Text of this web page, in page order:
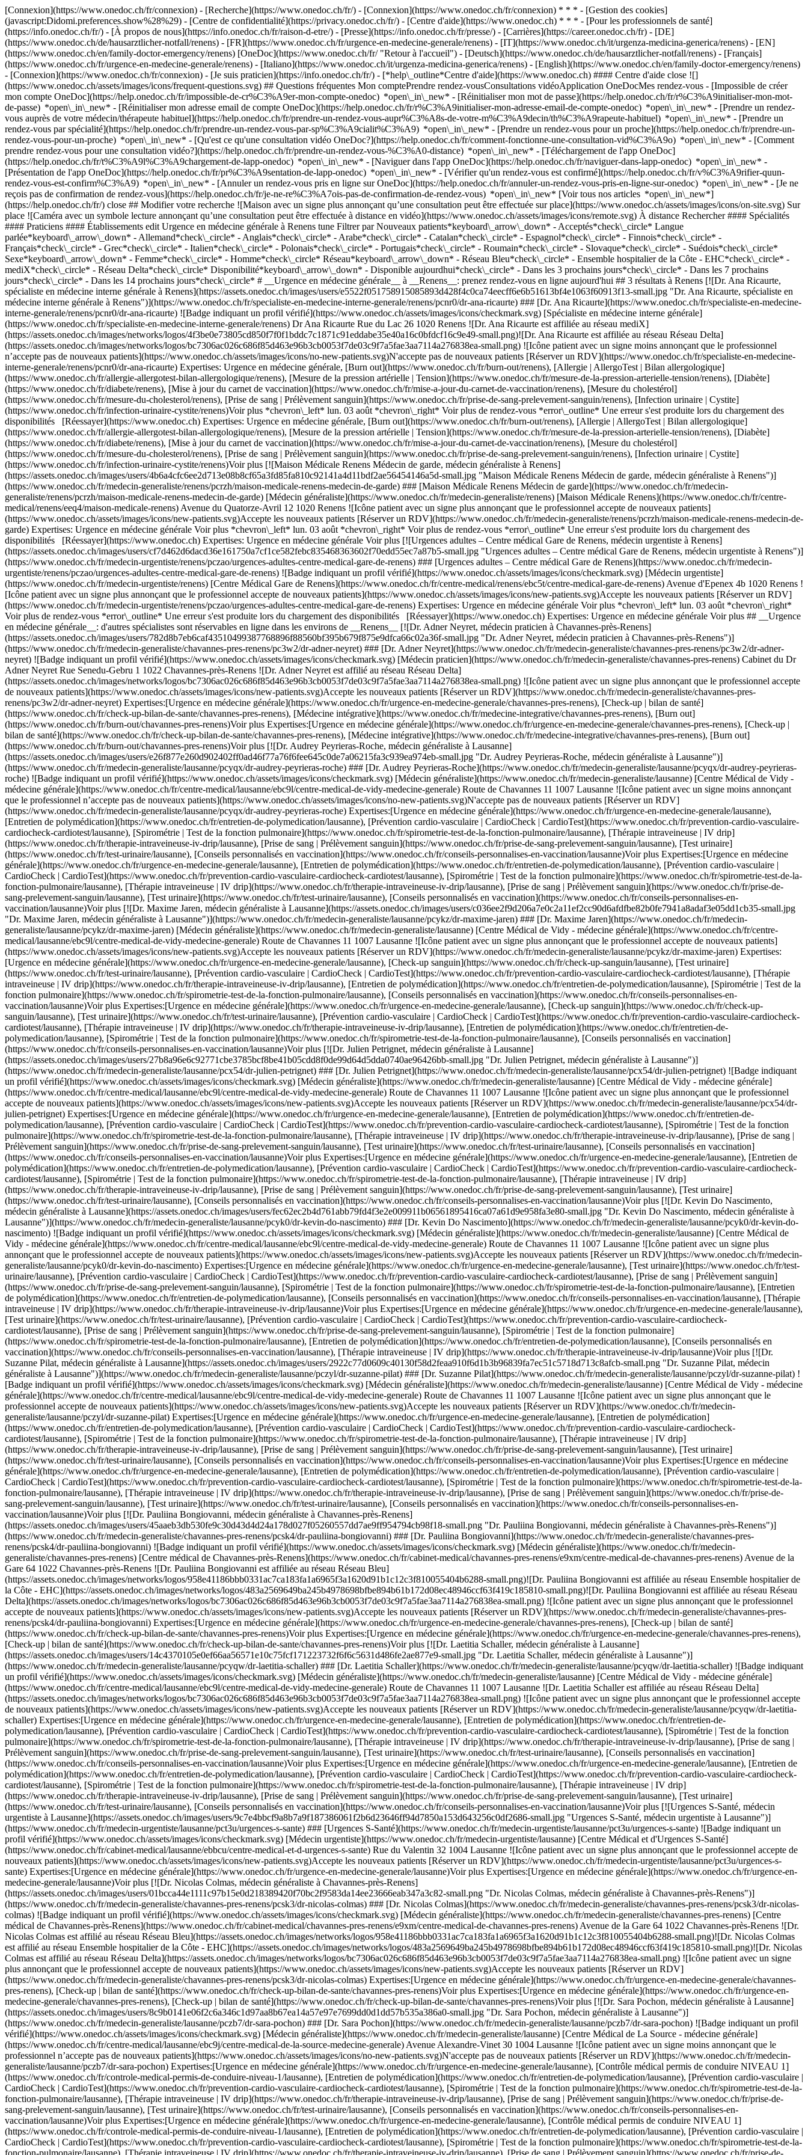
[Connexion](https://www.onedoc.ch/fr/connexion) - [Recherche](https://www.onedoc.ch/fr/) - [Connexion](https://www.onedoc.ch/fr/connexion) * * * - [Gestion des cookies]
(javascript:Didomi.preferences.show%28%29) - [Centre de confidentialité](https://privacy.onedoc.ch/fr/) - [Centre d'aide](https://www.onedoc.ch) * * * - [Pour les professionnels de santé]
(https://info.onedoc.ch/fr/) - [À propos de nous](https://info.onedoc.ch/fr/raison-d-etre/) - [Presse](https://info.onedoc.ch/fr/presse/) - [Carrières](https://career.onedoc.ch/fr) - [DE]
(https://www.onedoc.ch/de/hausarztlicher-notfall/renens) - [FR](https://www.onedoc.ch/fr/urgence-en-medecine-generale/renens) - [IT](https://www.onedoc.ch/it/urgenza-medicina-generica/renens) - [EN]
(https://www.onedoc.ch/en/family-doctor-emergency/renens) [OneDoc](https://www.onedoc.ch/fr/ "Retour à l'accueil") - [Deutsch](https://www.onedoc.ch/de/hausarztlicher-notfall/renens) - [Français]
(https://www.onedoc.ch/fr/urgence-en-medecine-generale/renens) - [Italiano](https://www.onedoc.ch/it/urgenza-medicina-generica/renens) - [English](https://www.onedoc.ch/en/family-doctor-emergency/renens)
- [Connexion](https://www.onedoc.ch/fr/connexion) - [Je suis praticien](https://info.onedoc.ch/fr/) - [*help\_outline*Centre d'aide](https://www.onedoc.ch) #### Centre d'aide close ![]
(https://www.onedoc.ch/assets/images/icons/frequent-questions.svg) ## Questions fréquentes Mon comptePrendre rendez-vousConsultations vidéoApplication OneDocMes rendez-vous - [Impossible de créer
mon compte OneDoc](https://help.onedoc.ch/fr/impossible-de-cr%C3%A9er-mon-compte-onedoc) *open\_in\_new* - [Réinitialiser mon mot de passe](https://help.onedoc.ch/fr/r%C3%A9initialiser-mon-mot-
de-passe) *open\_in\_new* - [Réinitialiser mon adresse email de compte OneDoc](https://help.onedoc.ch/fr/r%C3%A9initialiser-mon-adresse-email-de-compte-onedoc) *open\_in\_new* - [Prendre un rendez-
vous auprès de votre médecin/thérapeute habituel](https://help.onedoc.ch/fr/prendre-un-rendez-vous-aupr%C3%A8s-de-votre-m%C3%A9decin/th%C3%A9rapeute-habituel) *open\_in\_new* - [Prendre un
rendez-vous par spécialité](https://help.onedoc.ch/fr/prendre-un-rendez-vous-par-sp%C3%A9cialit%C3%A9) *open\_in\_new* - [Prendre un rendez-vous pour un proche](https://help.onedoc.ch/fr/prendre-un-
rendez-vous-pour-un-proche) *open\_in\_new* - [Qu'est ce qu'une consultation vidéo OneDoc?](https://help.onedoc.ch/fr/comment-fonctionne-une-consultation-vid%C3%A9o) *open\_in\_new* - [Comment
prendre rendez-vous pour une consultation vidéo?](https://help.onedoc.ch/fr/prendre-un-rendez-vous-%C3%A0-distance) *open\_in\_new* - [Téléchargement de l'app OneDoc]
(https://help.onedoc.ch/fr/t%C3%A9l%C3%A9chargement-de-lapp-onedoc) *open\_in\_new* - [Naviguer dans l'app OneDoc](https://help.onedoc.ch/fr/naviguer-dans-lapp-onedoc) *open\_in\_new* -
[Présentation de l'app OneDoc](https://help.onedoc.ch/fr/pr%C3%A9sentation-de-lapp-onedoc) *open\_in\_new* - [Vérifier qu'un rendez-vous est confirmé](https://help.onedoc.ch/fr/v%C3%A9rifier-quun-rendez-vous-est-confirm%C3%A9) *open\_in\_new* - [Annuler un rendez-vous pris en ligne sur OneDoc](https://help.onedoc.ch/fr/annuler-un-rendez-vous-pris-en-ligne-sur-onedoc) *open\_in\_new* - [Je ne reçois pas de confirmation de rendez-vous](https://help.onedoc.ch/fr/je-ne-re%C3%A7ois-pas-de-confirmation-de-rendez-vous) *open\_in\_new* [Voir tous nos articles *open\_in\_new*](https://help.onedoc.ch/fr/) close ## Modifier votre recherche ![Maison avec un signe plus annonçant qu’une consultation peut être effectuée sur place](https://www.onedoc.ch/assets/images/icons/on-site.svg) Sur place ![Caméra avec un symbole lecture annonçant qu’une consultation peut être effectuée à distance en vidéo](https://www.onedoc.ch/assets/images/icons/remote.svg) À distance Rechercher #### Spécialités #### Praticiens #### Établissements edit Urgence en médecine générale à Renens tune Filtrer par Nouveaux patients*keyboard\_arrow\_down* - Acceptés*check\_circle* Langue parlée*keyboard\_arrow\_down* - Allemand*check\_circle* - Anglais*check\_circle* - Arabe*check\_circle* - Catalan*check\_circle* - Espagnol*check\_circle* - Finnois*check\_circle* - Français*check\_circle* - Grec*check\_circle* - Italien*check\_circle* - Polonais*check\_circle* - Portugais*check\_circle* - Roumain*check\_circle* - Slovaque*check\_circle* - Suédois*check\_circle* Sexe*keyboard\_arrow\_down* - Femme*check\_circle* - Homme*check\_circle* Réseau*keyboard\_arrow\_down* - Réseau Bleu*check\_circle* - Ensemble hospitalier de la Côte - EHC*check\_circle* - mediX*check\_circle* - Réseau Delta*check\_circle* Disponibilité*keyboard\_arrow\_down* - Disponible aujourdhui*check\_circle* - Dans les 3 prochains jours*check\_circle* - Dans les 7 prochains jours*check\_circle* - Dans les 14 prochains jours*check\_circle* # __Urgence en médecine générale__ à __Renens__: prenez rendez-vous en ligne aujourd'hui ## 3 résultats à Renens [![Dr. Ana Ricaurte, spécialiste en médecine interne générale à Renens](https://assets.onedoc.ch/images/users/e5522f051758915085893d428f4c0ca74eecff6e6b51613bf4e1063f60913f13-small.jpg "Dr. Ana Ricaurte, spécialiste en médecine interne générale à Renens")](https://www.onedoc.ch/fr/specialiste-en-medecine-interne-generale/renens/pcnr0/dr-ana-ricaurte) ### [Dr. Ana Ricaurte](https://www.onedoc.ch/fr/specialiste-en-medecine-interne-generale/renens/pcnr0/dr-ana-ricaurte) ![Badge indiquant un profil vérifié](https://www.onedoc.ch/assets/images/icons/checkmark.svg) [Spécialiste en médecine interne générale](https://www.onedoc.ch/fr/specialiste-en-medecine-interne-generale/renens) Dr Ana Ricaurte Rue du Lac 26 1020 Renens ![Dr. Ana Ricaurte est affiliée au réseau mediX](https://assets.onedoc.ch/images/networks/logos/4f3be0e73805cd850f7f0f1bddc7c1871c91eddabe35e40a16c0bfdcf16c9e49-small.png)![Dr. Ana Ricaurte est affiliée au réseau Réseau Delta](https://assets.onedoc.ch/images/networks/logos/bc7306ac026c686f85d463e96b3cb0053f7de03c9f7a5fae3aa7114a276838ea-small.png) ![Icône patient avec un signe moins annonçant que le professionnel n’accepte pas de nouveaux patients](https://www.onedoc.ch/assets/images/icons/no-new-patients.svg)N'accepte pas de nouveaux patients [Réserver un RDV](https://www.onedoc.ch/fr/specialiste-en-medecine-interne-generale/renens/pcnr0/dr-ana-ricaurte) Expertises: Urgence en médecine générale, [Burn out](https://www.onedoc.ch/fr/burn-out/renens), [Allergie | AllergoTest | Bilan allergologique](https://www.onedoc.ch/fr/allergie-allergotest-bilan-allergologique/renens), [Mesure de la pression artérielle | Tension](https://www.onedoc.ch/fr/mesure-de-la-pression-arterielle-tension/renens), [Diabète](https://www.onedoc.ch/fr/diabete/renens), [Mise à jour du carnet de vaccination](https://www.onedoc.ch/fr/mise-a-jour-du-carnet-de-vaccination/renens), [Mesure du cholestérol](https://www.onedoc.ch/fr/mesure-du-cholesterol/renens), [Prise de sang | Prélèvement sanguin](https://www.onedoc.ch/fr/prise-de-sang-prelevement-sanguin/renens), [Infection urinaire | Cystite](https://www.onedoc.ch/fr/infection-urinaire-cystite/renens)Voir plus *chevron\_left* lun. 03 août *chevron\_right* Voir plus de rendez-vous *error\_outline* Une erreur s'est produite lors du chargement des disponibilités [Réessayer](https://www.onedoc.ch) Expertises: Urgence en médecine générale, [Burn out](https://www.onedoc.ch/fr/burn-out/renens), [Allergie | AllergoTest | Bilan allergologique](https://www.onedoc.ch/fr/allergie-allergotest-bilan-allergologique/renens), [Mesure de la pression artérielle | Tension](https://www.onedoc.ch/fr/mesure-de-la-pression-arterielle-tension/renens), [Diabète](https://www.onedoc.ch/fr/diabete/renens), [Mise à jour du carnet de vaccination](https://www.onedoc.ch/fr/mise-a-jour-du-carnet-de-vaccination/renens), [Mesure du cholestérol](https://www.onedoc.ch/fr/mesure-du-cholesterol/renens), [Prise de sang | Prélèvement sanguin](https://www.onedoc.ch/fr/prise-de-sang-prelevement-sanguin/renens), [Infection urinaire | Cystite](https://www.onedoc.ch/fr/infection-urinaire-cystite/renens)Voir plus [![Maison Médicale Renens Médecin de garde, médecin généraliste à Renens](https://assets.onedoc.ch/images/users/4b6a4cfc6ee2d713e08b8cf65a3fd85fa810c92141a4d11bdf2ae56454146a5d-small.jpg "Maison Médicale Renens Médecin de garde, médecin généraliste à Renens")](https://www.onedoc.ch/fr/medecin-generaliste/renens/pcrzh/maison-medicale-renens-medecin-de-garde) ### [Maison Médicale Renens Médecin de garde](https://www.onedoc.ch/fr/medecin-generaliste/renens/pcrzh/maison-medicale-renens-medecin-de-garde) [Médecin généraliste](https://www.onedoc.ch/fr/medecin-generaliste/renens) [Maison Médicale Renens](https://www.onedoc.ch/fr/centre-medical/renens/eeq4/maison-medicale-renens) Avenue du Quatorze-Avril 12 1020 Renens ![Icône patient avec un signe plus annonçant que le professionnel accepte de nouveaux patients](https://www.onedoc.ch/assets/images/icons/new-patients.svg)Accepte les nouveaux patients [Réserver un RDV](https://www.onedoc.ch/fr/medecin-generaliste/renens/pcrzh/maison-medicale-renens-medecin-de-garde) Expertises: Urgence en médecine générale Voir plus *chevron\_left* lun. 03 août *chevron\_right* Voir plus de rendez-vous *error\_outline* Une erreur s'est produite lors du chargement des disponibilités [Réessayer](https://www.onedoc.ch) Expertises: Urgence en médecine générale Voir plus [![Urgences adultes – Centre médical Gare de Renens, médecin urgentiste à Renens](https://assets.onedoc.ch/images/users/cf7d462d6dacd36e161750a7cf1ce582febc835468363602f70edd55ec7a87b5-small.jpg "Urgences adultes – Centre médical Gare de Renens, médecin urgentiste à Renens")](https://www.onedoc.ch/fr/medecin-urgentiste/renens/pczao/urgences-adultes-centre-medical-gare-de-renens) ### [Urgences adultes – Centre médical Gare de Renens](https://www.onedoc.ch/fr/medecin-urgentiste/renens/pczao/urgences-adultes-centre-medical-gare-de-renens) ![Badge indiquant un profil vérifié](https://www.onedoc.ch/assets/images/icons/checkmark.svg) [Médecin urgentiste](https://www.onedoc.ch/fr/medecin-urgentiste/renens) [Centre Médical Gare de Renens](https://www.onedoc.ch/fr/centre-medical/renens/ebc5t/centre-medical-gare-de-renens) Avenue d'Epenex 4b 1020 Renens ![Icône patient avec un signe plus annonçant que le professionnel accepte de nouveaux patients](https://www.onedoc.ch/assets/images/icons/new-patients.svg)Accepte les nouveaux patients [Réserver un RDV](https://www.onedoc.ch/fr/medecin-urgentiste/renens/pczao/urgences-adultes-centre-medical-gare-de-renens) Expertises: Urgence en médecine générale Voir plus *chevron\_left* lun. 03 août *chevron\_right* Voir plus de rendez-vous *error\_outline* Une erreur s'est produite lors du chargement des disponibilités [Réessayer](https://www.onedoc.ch) Expertises: Urgence en médecine générale Voir plus ## __Urgence en médecine générale__: d'autres spécialistes sont réservables en ligne dans les environs de __Renens__ [![Dr. Adner Neyret, médecin praticien à Chavannes-près-Renens](https://assets.onedoc.ch/images/users/782d8b7eb6caf43510499387768896f88560bf395b679f875e9dfca66c02a36f-small.jpg "Dr. Adner Neyret, médecin praticien à Chavannes-près-Renens")](https://www.onedoc.ch/fr/medecin-generaliste/chavannes-pres-renens/pc3w2/dr-adner-neyret) ### [Dr. Adner Neyret](https://www.onedoc.ch/fr/medecin-generaliste/chavannes-pres-renens/pc3w2/dr-adner-neyret) ![Badge indiquant un profil vérifié](https://www.onedoc.ch/assets/images/icons/checkmark.svg) [Médecin praticien](https://www.onedoc.ch/fr/medecin-generaliste/chavannes-pres-renens) Cabinet du Dr Adner Neyret Rue Senedu-Gebru 1 1022 Chavannes-près-Renens ![Dr. Adner Neyret est affilié au réseau Réseau Delta](https://assets.onedoc.ch/images/networks/logos/bc7306ac026c686f85d463e96b3cb0053f7de03c9f7a5fae3aa7114a276838ea-small.png) ![Icône patient avec un signe plus annonçant que le professionnel accepte de nouveaux patients](https://www.onedoc.ch/assets/images/icons/new-patients.svg)Accepte les nouveaux patients [Réserver un RDV](https://www.onedoc.ch/fr/medecin-generaliste/chavannes-pres-renens/pc3w2/dr-adner-neyret) Expertises:[Urgence en médecine générale](https://www.onedoc.ch/fr/urgence-en-medecine-generale/chavannes-pres-renens), [Check-up | bilan de santé](https://www.onedoc.ch/fr/check-up-bilan-de-sante/chavannes-pres-renens), [Médecine intégrative](https://www.onedoc.ch/fr/medecine-integrative/chavannes-pres-renens), [Burn out](https://www.onedoc.ch/fr/burn-out/chavannes-pres-renens)Voir plus Expertises:[Urgence en médecine générale](https://www.onedoc.ch/fr/urgence-en-medecine-generale/chavannes-pres-renens), [Check-up | bilan de santé](https://www.onedoc.ch/fr/check-up-bilan-de-sante/chavannes-pres-renens), [Médecine intégrative](https://www.onedoc.ch/fr/medecine-integrative/chavannes-pre